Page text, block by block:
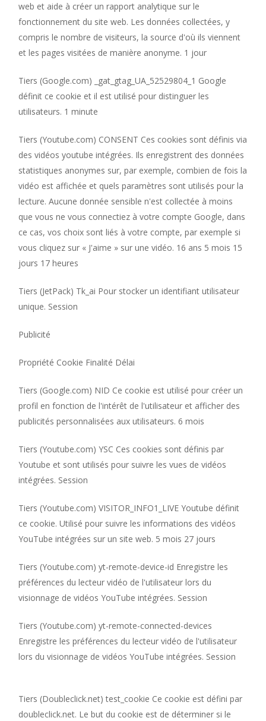
web et aide à créer un rapport analytique sur le
fonctionnement du site web. Les données collectées, y
compris le nombre de visiteurs, la source d'où ils viennent
et les pages visitées de manière anonyme. 1 jour
Tiers (Google.com) _gat_gtag_UA_52529804_1 Google
définit ce cookie et il est utilisé pour distinguer les
utilisateurs. 1 minute
Tiers (Youtube.com) CONSENT Ces cookies sont définis via
des vidéos youtube intégrées. Ils enregistrent des données
statistiques anonymes sur, par exemple, combien de fois la
vidéo est affichée et quels paramètres sont utilisés pour la
lecture. Aucune donnée sensible n'est collectée à moins
que vous ne vous connectiez à votre compte Google, dans
ce cas, vos choix sont liés à votre compte, par exemple si
vous cliquez sur « J'aime » sur une vidéo. 16 ans 5 mois 15
jours 17 heures
Tiers (JetPack) Tk_ai Pour stocker un identifiant utilisateur
unique. Session
Publicité
Propriété Cookie Finalité Délai
Tiers (Google.com) NID Ce cookie est utilisé pour créer un
profil en fonction de l'intérêt de l'utilisateur et afficher des
publicités personnalisées aux utilisateurs. 6 mois
Tiers (Youtube.com) YSC Ces cookies sont définis par
Youtube et sont utilisés pour suivre les vues de vidéos
intégrées. Session
Tiers (Youtube.com) VISITOR_INFO1_LIVE Youtube définit
ce cookie. Utilisé pour suivre les informations des vidéos
YouTube intégrées sur un site web. 5 mois 27 jours
Tiers (Youtube.com) yt-remote-device-id Enregistre les
préférences du lecteur vidéo de l'utilisateur lors du
visionnage de vidéos YouTube intégrées. Session
Tiers (Youtube.com) yt-remote-connected-devices
Enregistre les préférences du lecteur vidéo de l'utilisateur
lors du visionnage de vidéos YouTube intégrées. Session
Tiers (Doubleclick.net) test_cookie Ce cookie est défini par
doubleclick.net. Le but du cookie est de déterminer si le